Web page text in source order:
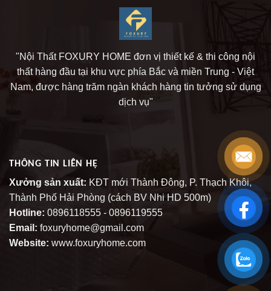
"Nội Thất FOXURY HOME đơn vị thiết kế & thi công nội
thất hàng đầu tại khu vực phía Bắc và miền Trung - Việt
Nam, được hàng trăm ngàn khách hàng tin tưởng sử dụng
dịch vụ"
THÔNG TIN LIÊN HỆ
Xưởng sản xuất: KĐT mới Thành Đông, P. Thạch Khôi,
Thành Phố Hải Phòng (cách BV Nhi HD 500m)
Hotline: 0896118555 - 0896119555
Email: foxuryhome@gmail.com
Website: www.foxuryhome.com